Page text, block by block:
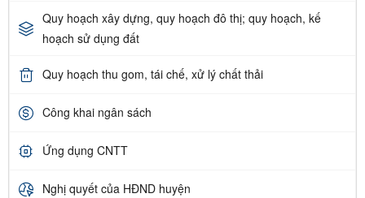
Quy hoạch xây dựng, quy hoạch đô thị; quy hoạch, kế
hoạch sử dụng đất
Quy hoạch thu gom, tái chế, xử lý chất thải
Công khai ngân sách
Ứng dụng CNTT
Nghị quyết của HĐND huyện